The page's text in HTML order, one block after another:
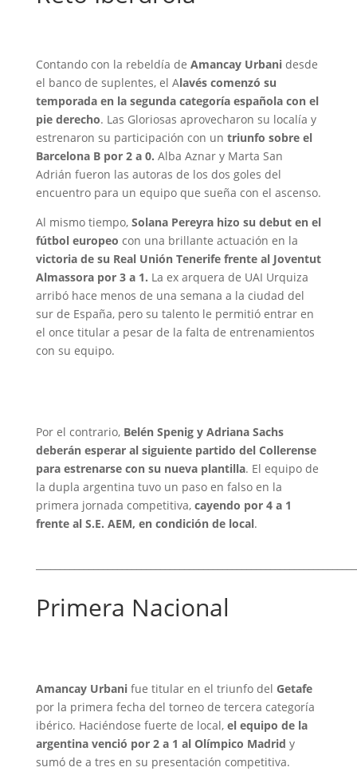
Contando con la rebeldía de Amancay Urbani desde
el banco de suplentes, el Alavés comenzó su
temporada en la segunda categoría española con el
pie derecho. Las Gloriosas aprovecharon su localía y
estrenaron su participación con un triunfo sobre el
Barcelona B por 2 a 0. Alba Aznar y Marta San
Adrián fueron las autoras de los dos goles del
encuentro para un equipo que sueña con el ascenso.
Al mismo tiempo, Solana Pereyra hizo su debut en el
fútbol europeo con una brillante actuación en la
victoria de su Real Unión Tenerife frente al Joventut
Almassora por 3 a 1. La ex arquera de UAI Urquiza
arribó hace menos de una semana a la ciudad del
sur de España, pero su talento le permitió entrar en
el once titular a pesar de la falta de entrenamientos
con su equipo.
Por el contrario, Belén Spenig y Adriana Sachs
deberán esperar al siguiente partido del Collerense
para estrenarse con su nueva plantilla. El equipo de
la dupla argentina tuvo un paso en falso en la
primera jornada competitiva,cayendo por 4 a 1
frente al S.E. AEM, en condición de local.
Primera Nacional
Amancay Urbani fue titular en el triunfo del Getafe
por la primera fecha del torneo de tercera categoría
ibérico. Haciéndose fuerte de local,el equipo de la
argentina venció por 2 a 1 al Olímpico Madrid y
sumó de a tres en su presentación competitiva.